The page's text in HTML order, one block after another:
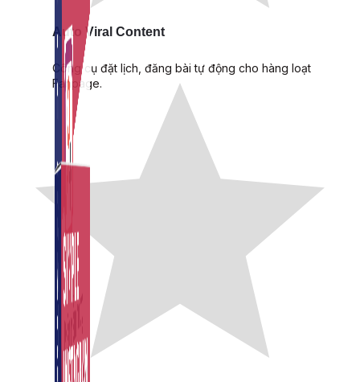
Auto Viral Content
Công cụ đặt lịch, đăng bài tự động cho hàng loạt
Fanpage.